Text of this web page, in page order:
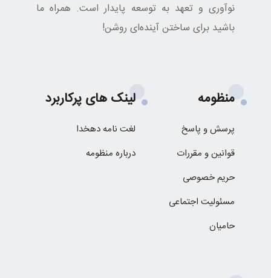
نوآوری و تعهد به توسعه پایدار است. همراه ما
باشید برای ساختن آینده‌ای روشن!
منظومه
پرسش و پاسخ
قوانین و مقررات
حریم خصوصی
مسئولیت اجتماعی
حامیان
لینک های پرکاربرد
لغت نامه دهخدا
درباره منظومه